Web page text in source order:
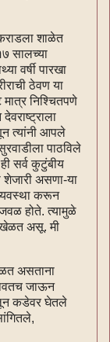
शाळेत
सालच्या
वर्षी पारखा
ठेवण या
मात्र निश्चितपणे
त्यांनी आपले
पाठविले
सर्व कुटुंबीय
शेजारी असणा-या
करून
होते. त्यामुळे
खेळत असू. मी
असताना
जाऊन
कडेवर घेतले